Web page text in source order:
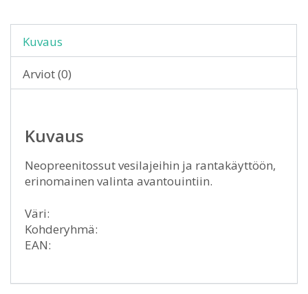
Kuvaus
Arviot (0)
Kuvaus
Neopreenitossut vesilajeihin ja rantakäyttöön,
erinomainen valinta avantouintiin.
Väri:
Kohderyhmä:
EAN: